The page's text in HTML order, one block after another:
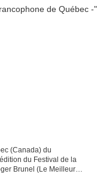
(Canada) du
du Festival de la
Brunel (Le Meilleur